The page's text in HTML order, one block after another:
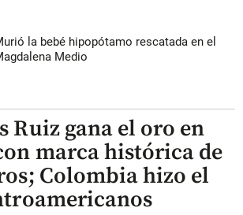
la bebé hipopótamo rescatada en el
Medio
Ruiz gana el oro en
marca histórica de
Colombia hizo el